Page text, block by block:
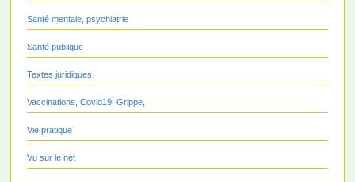
Santé mentale, psychiatrie
Santé publique
Textes juridiques
Vaccinations, Covid19, Grippe,
Vie pratique
Vu sur le net